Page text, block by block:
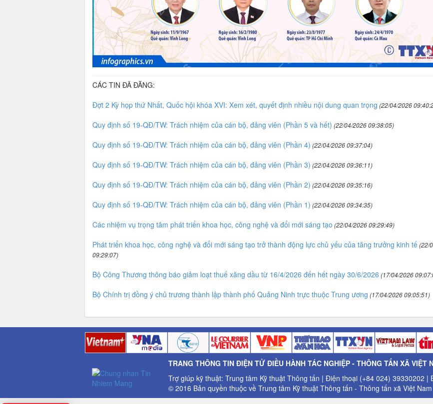
CÁC TIN ĐÃ ĐĂNG:
Đợt 2 Kỳ họp thứ Nhất, Quốc hội khóa XVI: Xem xét, quyết định nhiều nội dung quan trọng (22/04/2026
Quy định số 19-QĐ/TW: Trách nhiệm của cán bộ, đảng viên (Phần 5 và hết) (22/04/2026 09:38:05)
Quy định số 19-QĐ/TW: Trách nhiệm của cán bộ, đảng viên (Phần 4) (22/04/2026 09:37:04)
Quy định số 19-QĐ/TW: Trách nhiệm của cán bộ, đảng viên (Phần 3) (22/04/2026 09:36:11)
Quy định số 19-QĐ/TW: Trách nhiệm của cán bộ, đảng viên (Phần 2) (22/04/2026 09:35:16)
Quy định số 19-QĐ/TW: Trách nhiệm của cán bộ, đảng viên (Phần 1) (22/04/2026 09:34:35)
Các nhiệm vụ trọng tâm phát triển khoa học, công nghệ và đổi mới sáng tạo (22/04/2026 09:29:49)
Phát triển khoa học, công nghệ và đổi mới sáng tạo trở thành động lực chủ yếu của tăng trưởng kinh tế(22/
09:29:07)
Bộ Công Thương thông báo giảm loạt thuế xăng dầu từ 16/4/2026 đến hết ngày 30/6/2026 (17/04/2026
Bộ Chính trị đồng ý chủ trương thành lập thành phố Quảng Ninh trực thuộc Trung ương (17/04/2026 09:05:51)
TRANG THÔNG TIN ĐIỆN TỬ ĐIỀU HÀNH TÁC NGHIỆP - THÔNG TẤN XÃ VIỆT
Trợ giúp kỹ thuật: Trung tâm Kỹ thuật Thông tấn | Điện thoại (+84 024) 39330202 |
© 2016 Bản quyền thuộc về Trung tâm Kỹ thuật Thông tấn - Thông tấn xã Việt Nam